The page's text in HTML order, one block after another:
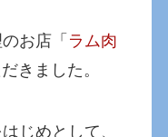
お店「 ラム肉
きました。
じめとして、